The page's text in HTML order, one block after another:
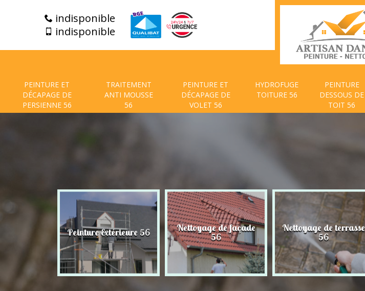
indisponible
indisponible
PEINTURE ET
DÉCAPAGE DE
PERSIENNE 56
TRAITEMENT
ANTI MOUSSE
56
PEINTURE ET
DÉCAPAGE DE
VOLET 56
HYDROFUGE
TOITURE 56
PEINTURE
DESSOUS DE
TOIT 56
Peinture Extérieure 56 Nettoyage de façade
56
Nettoyage de terrasse
56